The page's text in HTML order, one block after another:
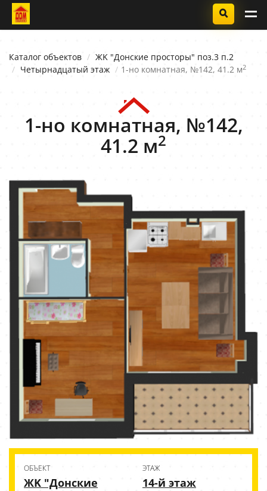
Каталог объектов
ЖK "Донские просторы" поз.3 п.2
Четырнадцатый этаж
1-но комнатная, №142, 41.2 м2
1-но комнатная, №142,
41.2 м2
ОБЪЕКТ
ЖK "Донские
ЭТАЖ
14-й этаж